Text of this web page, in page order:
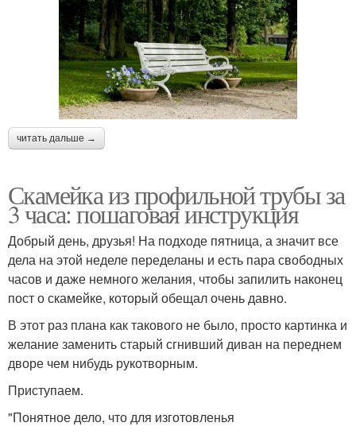
читать дальше →
Скамейка из профильной трубы за
3 часа: пошаговая инструкция
Добрый день, друзья! На подходе пятница, а значит все
дела на этой неделе переделаны и есть пара свободных
часов и даже немного желания, чтобы запилить наконец
пост о скамейке, который обещал очень давно.
В этот раз плана как такового не было, просто картинка и
желание заменить старый сгнивший диван на переднем
дворе чем нибудь рукотворным.
Приступаем.
"Понятное дело, что для изготовленья